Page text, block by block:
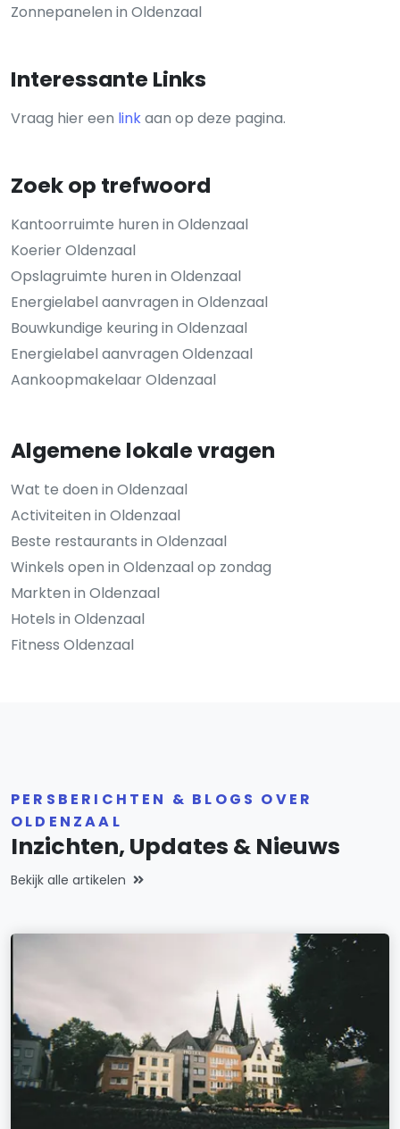
Zonnepanelen in Oldenzaal
Interessante Links
Vraag hier een linkaan op deze pagina.
Zoek op trefwoord
Kantoorruimte huren in Oldenzaal
Koerier Oldenzaal
Opslagruimte huren in Oldenzaal
Energielabel aanvragen in Oldenzaal
Bouwkundige keuring in Oldenzaal
Energielabel aanvragen Oldenzaal
Aankoopmakelaar Oldenzaal
Algemene lokale vragen
Wat te doen in Oldenzaal
Activiteiten in Oldenzaal
Beste restaurants in Oldenzaal
Winkels open in Oldenzaal op zondag
Markten in Oldenzaal
Hotels in Oldenzaal
Fitness Oldenzaal
PERSBERICHTEN & BLOGS OVER
OLDENZAAL
Inzichten, Updates & Nieuws
Bekijk alle artikelen